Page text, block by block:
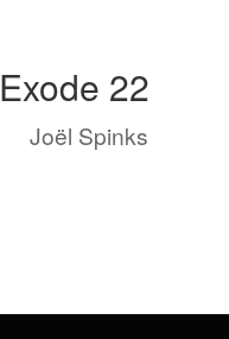
Exode 22
byJoël Spinks